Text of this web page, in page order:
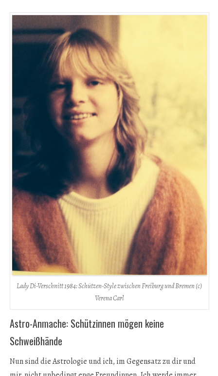
Lady Di-Verschnitt 1984: Schützen-Style zwischen Freiburg und Bremen (c)
Verena Carl
Astro-Anmache: Schützinnen mögen keine
Schweißhände
Nun sind die Astrologie und ich, im Gegensatz zu dir und